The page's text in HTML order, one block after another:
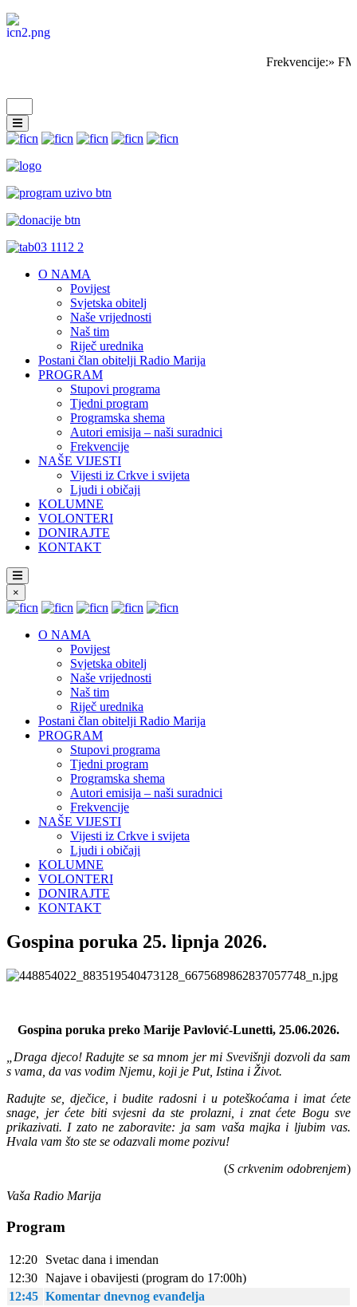
Frekvencije:»
O NAMA
Povijest
Svjetska obitelj
Naše vrijednosti
Naš tim
Riječ urednika
Postani član obitelji Radio Marija
PROGRAM
Stupovi programa
Tjedni program
Programska shema
Autori emisija – naši suradnici
Frekvencije
NAŠE VIJESTI
Vijesti iz Crkve i svijeta
Ljudi i običaji
KOLUMNE
VOLONTERI
DONIRAJTE
KONTAKT
×
O NAMA
Povijest
Svjetska obitelj
Naše vrijednosti
Naš tim
Riječ urednika
Postani član obitelji Radio Marija
PROGRAM
Stupovi programa
Tjedni program
Programska shema
Autori emisija – naši suradnici
Frekvencije
NAŠE VIJESTI
Vijesti iz Crkve i svijeta
Ljudi i običaji
KOLUMNE
VOLONTERI
DONIRAJTE
KONTAKT
Gospina poruka 25. lipnja 2026.
Gospina poruka preko Marije Pavlović-Lunetti, 25.06.2026.
„Draga djeco! Radujte se sa mnom jer mi Svevišnji dozvoli da sam
s vama, da vas vodim Njemu, koji je Put, Istina i Život.
Radujte se, dječice, i budite radosni i u poteškoćama i imat ćete
snage, jer ćete biti svjesni da ste prolazni, i znat ćete Bogu sve
prikazivati. I zato ne zaboravite: ja sam vaša majka i ljubim vas.
Hvala vam što ste se odazvali mome pozivu!
(S crkvenim odobrenjem)
Vaša Radio Marija
Program
12:20
Svetac dana i imendan
12:30 Najave i obavijesti (program do 17:00h)
12:45 Komentar dnevnog evanđelja